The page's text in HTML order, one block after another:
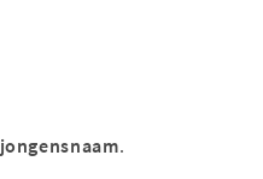
jongensnaam.